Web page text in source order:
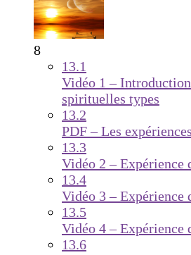
8
13.1
Vidéo 1 –
spirituelles types
13.2
PDF – Les
13.3
Vidéo 2 – Expérience
13.4
Vidéo 3 – Expérience
13.5
Vidéo 4 – Expérience
13.6